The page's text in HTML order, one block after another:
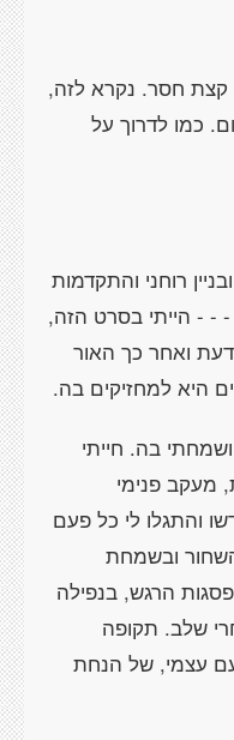
חסר. נקרא לזה,
כמו לדרוך על
רוחני והתקדמות
- - - הייתי בסרט הזה,
ואחר כך האור
היא למחזיקים בה.
בה. חייתי
מעקב פנימי
והתגלו לי כל פעם
ובשמחת
הרגש, בנפילה
שלב. תקופה
עצמי, של הנחת